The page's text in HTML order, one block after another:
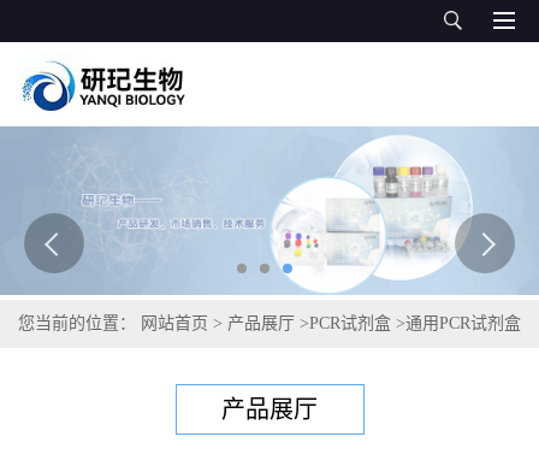
您当前的位置： 网站首页 > 产品展厅 >PCR试剂盒 >通用PCR试剂盒
产品展厅